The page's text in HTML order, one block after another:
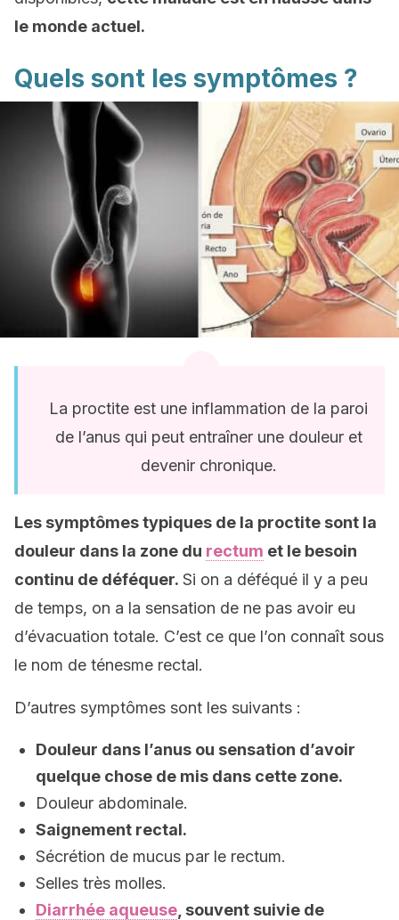
le monde actuel.
Quels sont les symptômes ?
La proctite est une inflammation de la paroi
de l’anus qui peut entraîner une douleur et
devenir chronique.
Les symptômes typiques de la proctite sont la
douleur dans la zone du rectum et le besoin
continu de déféquer. Si on a déféqué il y a peu
de temps, on a la sensation de ne pas avoir eu
d’évacuation totale. C’est ce que l’on connaît sous
le nom de ténesme rectal.
D’autres symptômes sont les suivants :
Douleur dans l’anus ou sensation d’avoir
quelque chose de mis dans cette zone.
Douleur abdominale.
Saignement rectal.
Sécrétion de mucus par le rectum.
Selles très molles.
Diarrhée aqueuse , souvent suivie de